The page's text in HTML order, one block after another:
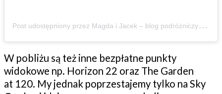
P
ost udostępniony przez Magda i Jacek – blog podróżniczy – z dziećmi aktywnie 🏔️🌱 (@zbierajsie)
W pobliżu są też inne bezpłatne punkty
widokowe np. Horizon 22 oraz The Garden
at 120. My jednak poprzestajemy tylko na Sky